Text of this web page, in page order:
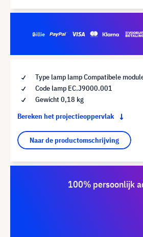
Type lamp lamp Compatibele
Code lamp EC.J9000.001
Gewicht 0,18 kg
Bereken het projectieoppervlak
Naar de productomschrijving
100% persoonlijk